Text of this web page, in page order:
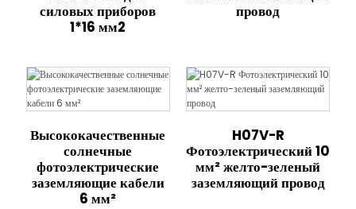
силовых приборов
1*16 мм2
провод
Высококачественные
солнечные
фотоэлектрические
заземляющие кабели
6 мм²
H07V-R
Фотоэлектрический 10
мм² желто-зеленый
заземляющий провод